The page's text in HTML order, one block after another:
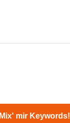
Mix' mir Keywords!